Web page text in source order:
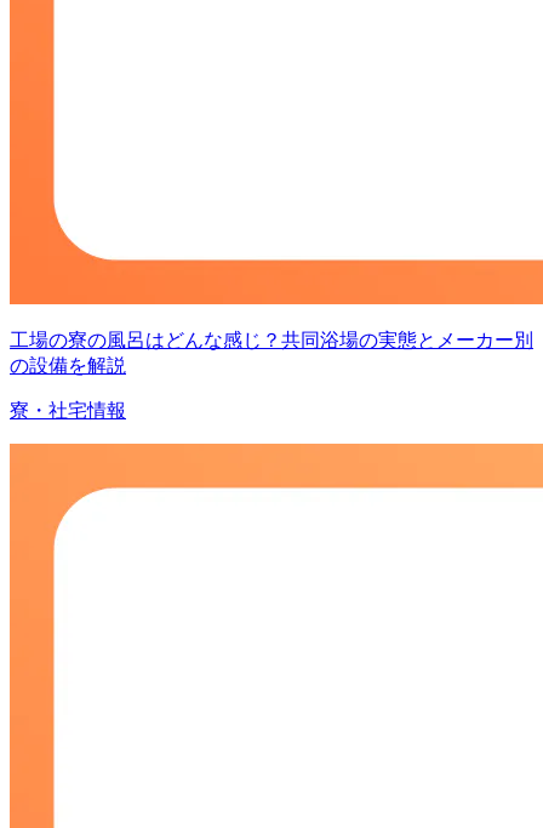
工場の寮の風呂はどんな感じ？共同浴場の実態とメーカー別
の設備を解説
寮・社宅情報